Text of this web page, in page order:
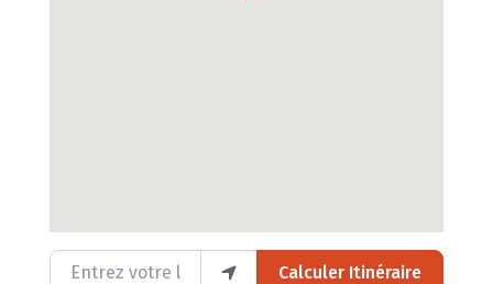
Entrez votre lieu Calculer Itinéraire